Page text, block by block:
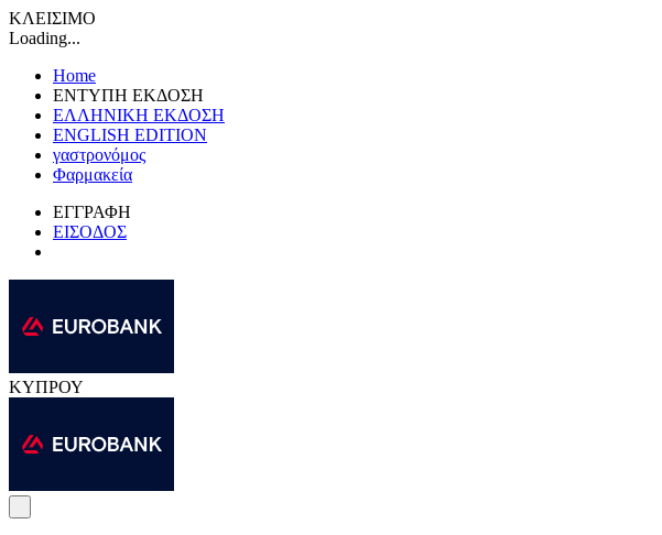
ΚΛΕΙΣΙΜΟ
Loading...
Home
ΕΝΤΥΠΗ ΕΚΔΟΣΗ
ΕΛΛΗΝΙΚΗ ΕΚΔΟΣΗ
ENGLISH EDITION
γαστρονόμος
Φαρμακεία
ΕΓΓΡΑΦΗ
ΕΙΣΟΔΟΣ
ΚΥΠΡΟΥ